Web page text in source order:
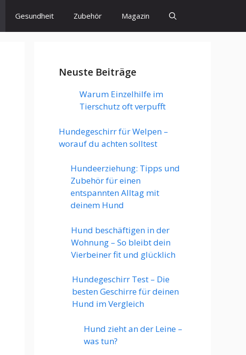
Gesundheit Zubehör Magazin
Neuste Beiträge
Warum Einzelhilfe im
Tierschutz oft verpufft
Hundegeschirr für Welpen –
worauf du achten solltest
Hundeerziehung: Tipps und
Zubehör für einen
entspannten Alltag mit
deinem Hund
Hund beschäftigen in der
Wohnung – So bleibt dein
Vierbeiner fit und glücklich
Hundegeschirr Test – Die
besten Geschirre für deinen
Hund im Vergleich
Hund zieht an der Leine –
was tun?